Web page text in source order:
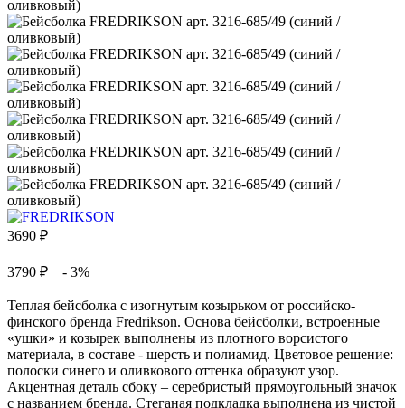
3690 ₽
3790 ₽ - 3%
Теплая бейсболка с изогнутым козырьком от российско-
финского бренда Fredrikson. Основа бейсболки, встроенные
«ушки» и козырек выполнены из плотного ворсистого
материала, в составе - шерсть и полиамид. Цветовое решение:
полоски синего и оливкового оттенка образуют узор.
Акцентная деталь сбоку – серебристый прямоугольный значок
с названием бренда. Стеганая подкладка выполнена из чистой